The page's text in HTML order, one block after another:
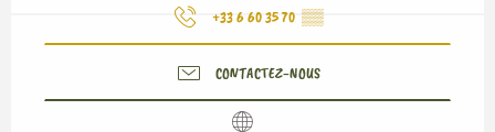
+33 6 60 35 70 ▒▒
CONTACTEZ-NOUS